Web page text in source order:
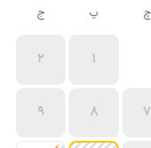
چ پ ج
1
2
7
8
9